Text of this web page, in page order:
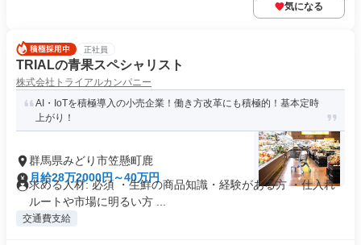
気になる
正社員
TRIALの青果スペシャリスト
株式会社トライアルカンパニー
AI・IoTを積極導入の小売企業！働き方改革にも積極的！基本定時
上がり！
群馬県みどり市笠懸町鹿
月給28万2000円～40万円
求める人材: 必須 ・生鮮の商品知識・経験がある方 ・仕入れ
ルートや市場に明るい方 ...
交通費支給